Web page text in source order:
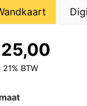
25,00
21% BTW